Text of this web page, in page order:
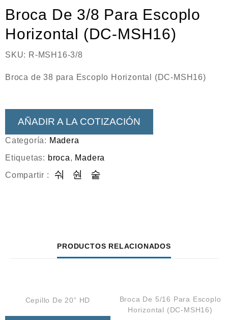
Ferretería
Mezcladoras
Campismo
Broca De 3/8 Para Escoplo
Horizontal (DC-MSH16)
SKU: R-MSH16-3/8
Broca de 38 para Escoplo Horizontal (DC-MSH16)
AÑADIR A LA COTIZACIÓN
Categoría: Madera
Etiquetas: broca, Madera
Compartir :
PRODUCTOS RELACIONADOS
Cepillo De 20” HD
Broca De 5/16 Para Escoplo
Horizontal (DC-MSH16)